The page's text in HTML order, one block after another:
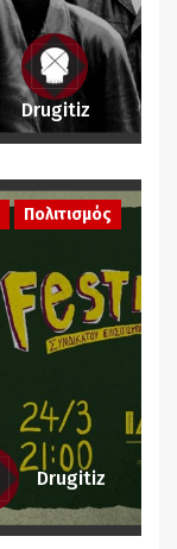
Drugitiz
Πολιτισμός
Drugitiz